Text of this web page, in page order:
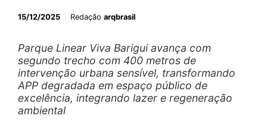
15/12/2025 Redação arqbrasil
Parque Linear Viva Barigui avança com
segundo trecho com 400 metros de
intervenção urbana sensível, transformando
APP degradada em espaço público de
excelência, integrando lazer e regeneração
ambiental